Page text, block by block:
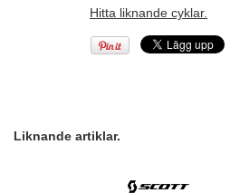
Hitta liknande cyklar.
Liknande artiklar.